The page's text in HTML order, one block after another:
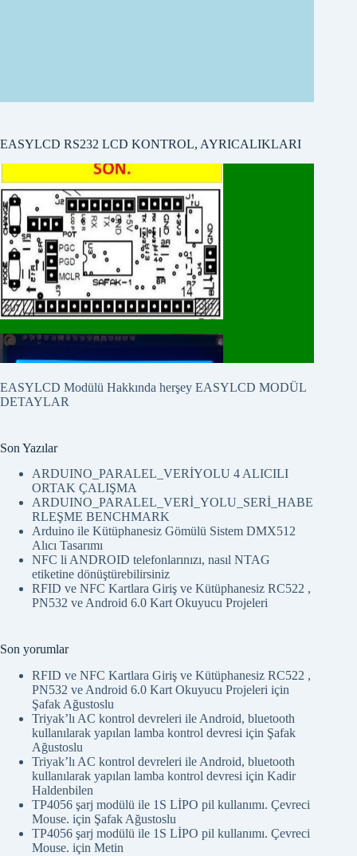
EASYLCD RS232 LCD KONTROL, AYRICALIKLARI
EASYLCD Modülü Hakkında herşey EASYLCD MODÜL
DETAYLAR
Son Yazılar
ARDUINO_PARALEL_VERİYOLU 4 ALICILI
ORTAK ÇALIŞMA
ARDUINO_PARALEL_VERİ_YOLU_SERİ_HABE
RLEŞME BENCHMARK
Arduino ile Kütüphanesiz Gömülü Sistem DMX512
Alıcı Tasarımı
NFC li ANDROID telefonlarınızı, nasıl NTAG
etiketine dönüştürebilirsiniz
RFID ve NFC Kartlara Giriş ve Kütüphanesiz RC522 ,
PN532 ve Android 6.0 Kart Okuyucu Projeleri
Son yorumlar
RFID ve NFC Kartlara Giriş ve Kütüphanesiz RC522 ,
PN532 ve Android 6.0 Kart Okuyucu Projeleri için
Şafak Ağustoslu
Triyak’lı AC kontrol devreleri ile Android, bluetooth
kullanılarak yapılan lamba kontrol devresi için Şafak
Ağustoslu
Triyak’lı AC kontrol devreleri ile Android, bluetooth
kullanılarak yapılan lamba kontrol devresi için Kadir
Haldenbilen
TP4056 şarj modülü ile 1S LİPO pil kullanımı. Çevreci
Mouse. için Şafak Ağustoslu
TP4056 şarj modülü ile 1S LİPO pil kullanımı. Çevreci
Mouse. için Metin